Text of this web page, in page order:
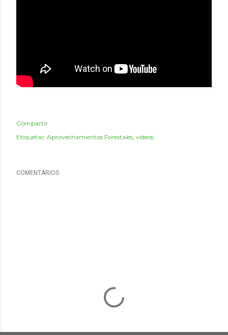
Compartir
Etiquetas: Aprovechamientos Forestales vídeos
COMENTARIOS